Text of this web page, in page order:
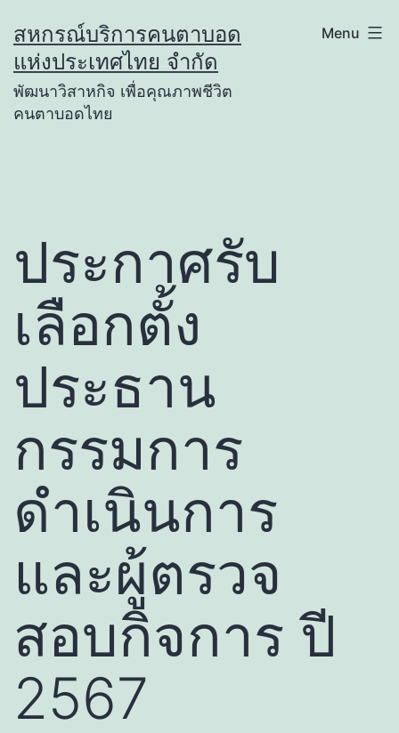
to
content
สหกรณ์บริการคนตาบอด
แห่งประเทศไทย จำกัด
พัฒนาวิสาหกิจ เพื่อคุณภาพชีวิต
คนตาบอดไทย
Menu
ประกาศรับ
เลือกตั้ง
ประธาน
กรรมการ
ดำเนินการ
และผู้ตรวจ
สอบกิจการ ปี
2567